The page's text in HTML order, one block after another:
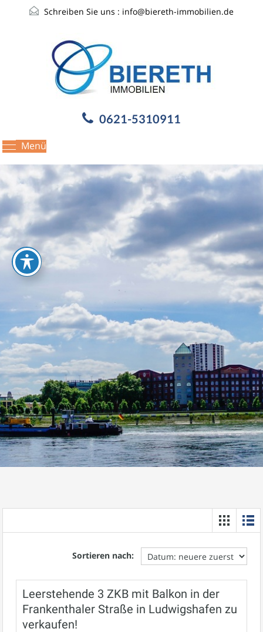
Schreiben Sie uns : info@biereth-immobilien.de
0621-5310911
Menü
Sortieren nach:
Leerstehende 3 ZKB mit Balkon in der
Frankenthaler Straße in Ludwigshafen zu
verkaufen!